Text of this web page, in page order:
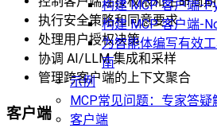
构建 MCP 客户端-
构建 MCP 客户端-
为智能体编写有效
南
示例
MCP常见问题：专家答疑
客户端
执行安全策略和同意要求
处理用户授权决策
协调 AI/LLM 集成和采样
管理跨客户端的上下文聚合
客户端